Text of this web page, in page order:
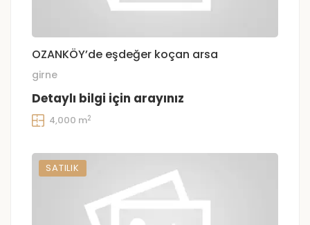
OZANKÖY’de eşdeğer koçan arsa
girne
Detaylı bilgi için arayınız
4,000 m2
SATILIK